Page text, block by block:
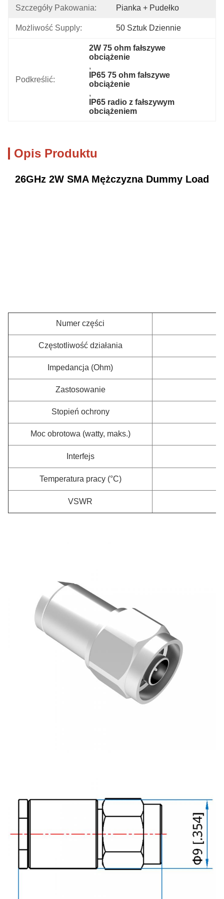
Szczegóły Pakowania: Pianka + Pudełko
Możliwość Supply: 50 Sztuk Dziennie
Podkreślić:
2W 75 ohm fałszywe
obciążenie
,
IP65 75 ohm fałszywe
obciążenie
,
IP65 radio z fałszywym
obciążeniem
Opis Produktu
26GHz 2W SMA Mężczyzna Dummy Load
Numer części
Częstotliwość działania
Impedancja (Ohm)
Zastosowanie
Stopień ochrony
Moc obrotowa (watty, maks.)
Interfejs
Temperatura pracy (°C)
VSWR